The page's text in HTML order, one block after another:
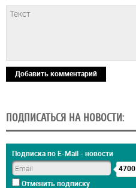
Добавить комментарий
ПОДПИСАТЬСЯ НА НОВОСТИ:
Подписка по E-Mail - новости
4700
Отменить подписку